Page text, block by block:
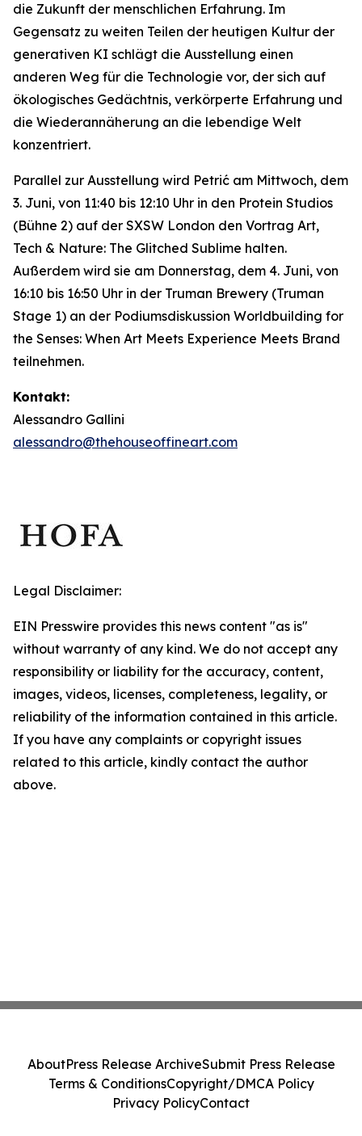
die Zukunft der menschlichen Erfahrung. Im
Gegensatz zu weiten Teilen der heutigen Kultur der
generativen KI schlägt die Ausstellung einen
anderen Weg für die Technologie vor, der sich auf
ökologisches Gedächtnis, verkörperte Erfahrung und
die Wiederannäherung an die lebendige Welt
konzentriert.
Parallel zur Ausstellung wird Petrić am Mittwoch, dem
3. Juni, von 11:40 bis 12:10 Uhr in den Protein Studios
(Bühne 2) auf der SXSW London den Vortrag Art,
Tech & Nature: The Glitched Sublime halten.
Außerdem wird sie am Donnerstag, dem 4. Juni, von
16:10 bis 16:50 Uhr in der Truman Brewery (Truman
Stage 1) an der Podiumsdiskussion Worldbuilding for
the Senses: When Art Meets Experience Meets Brand
teilnehmen.
Kontakt:
Alessandro Gallini
alessandro@thehouseoffineart.com
Legal Disclaimer:
EIN Presswire provides this news content "as is"
without warranty of any kind. We do not accept any
responsibility or liability for the accuracy, content,
images, videos, licenses, completeness, legality, or
reliability of the information contained in this article.
If you have any complaints or copyright issues
related to this article, kindly contact the author
above.
AboutPress Release ArchiveSubmit Press Release
Terms & ConditionsCopyright/DMCA Policy
Privacy PolicyContact